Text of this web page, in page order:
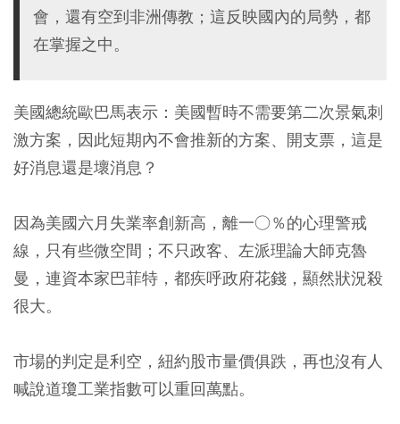
會，還有空到非洲傳教；這反映國內的局勢，都
在掌握之中。
美國總統歐巴馬表示：美國暫時不需要第二次景氣刺
激方案，因此短期內不會推新的方案、開支票，這是
好消息還是壞消息？
因為美國六月失業率創新高，離一○％的心理警戒
線，只有些微空間；不只政客、左派理論大師克魯
曼，連資本家巴菲特，都疾呼政府花錢，顯然狀況殺
很大。
市場的判定是利空，紐約股市量價俱跌，再也沒有人
喊說道瓊工業指數可以重回萬點。